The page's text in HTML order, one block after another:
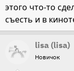
этого что-то
съесть и в
lisa (lisa)
Новичок